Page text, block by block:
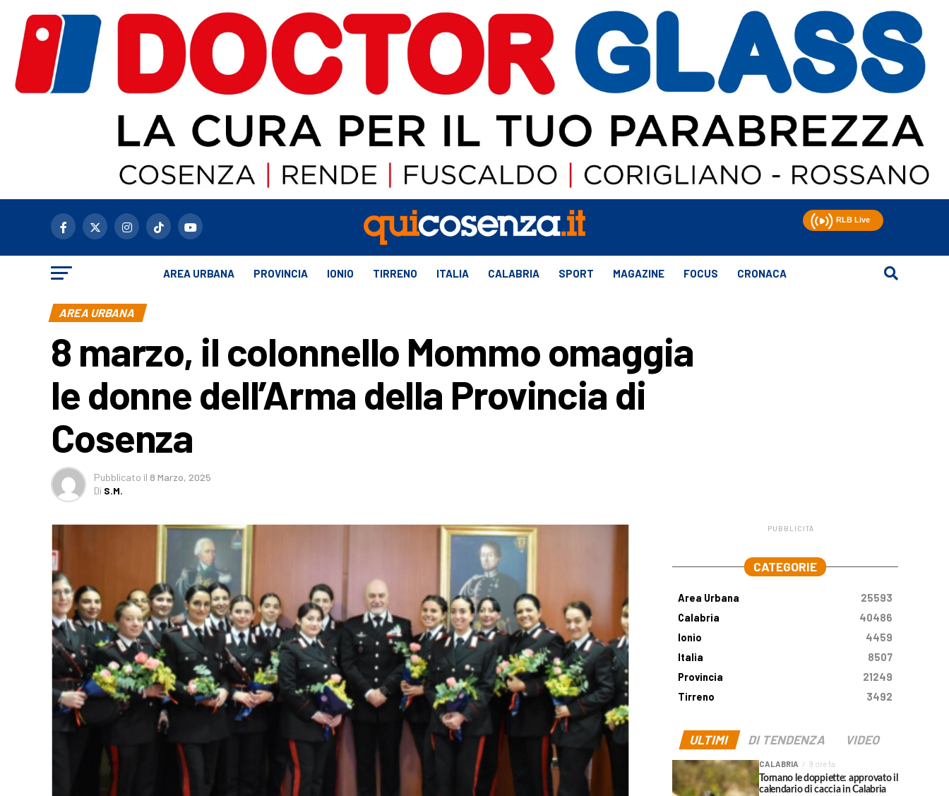
AREA URBANA PROVINCIA IONIO TIRRENO ITALIA CALABRIA SPORT MAGAZINE FOCUS CRONACA
AREA URBANA
8 marzo, il colonnello Mommo omaggia
le donne dell’Arma della Provincia di
Cosenza
Pubblicato il 8 Marzo, 2025
Di S.M.
PUBBLICITÀ
CATEGORIE
Area Urbana
25593
Calabria
40486
Ionio
4459
Italia
8507
Provincia
21249
Tirreno
3492
ULTIMI DI TENDENZA VIDEO
CALABRIA 9 ore fa
Tornano le doppiette: approvato il
calendario di caccia in Calabria